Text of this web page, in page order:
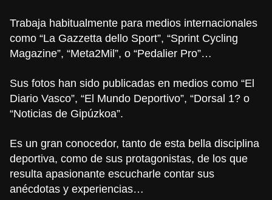
Trabaja habitualmente para medios internacionales
como “La Gazzetta dello Sport”, “Sprint Cycling
Magazine”, “Meta2Mil”, o “Pedalier Pro”…
Sus fotos han sido publicadas en medios como “El
Diario Vasco”, “El Mundo Deportivo”, “Dorsal 1? o
“Noticias de Gipúzkoa”.
Es un gran conocedor, tanto de esta bella disciplina
deportiva, como de sus protagonistas, de los que
resulta apasionante escucharle contar sus
anécdotas y experiencias…